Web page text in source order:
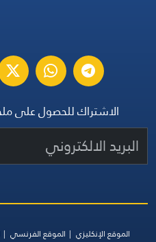
الاشتراك للحصول على
الموقع الإنكليزي الموقع الفرنسي